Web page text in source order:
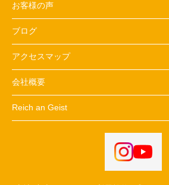
お客様の声
ブログ
アクセスマップ
会社概要
Reich an Geist